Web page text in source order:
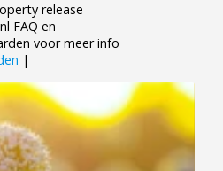
release
FAQ en
voor meer info
|